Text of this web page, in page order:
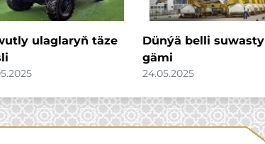
ulaglaryň täze
Dünýä belli suwasty
gämi
24.05.2025